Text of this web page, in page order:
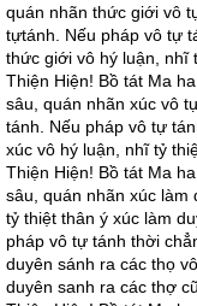
quán nhãn thức giới vô
tựtánh. Nếu pháp vô tự
thức giới vô hý luận, nhĩ
Thiện Hiện! Bồ tát Ma
sâu, quán nhãn xúc vô
tánh. Nếu pháp vô tự
xúc vô hý luận, nhĩ tỷ
Thiện Hiện! Bồ tát Ma
sâu, quán nhãn xúc làm
tỷ thiệt thân ý xúc làm
pháp vô tự tánh thời
duyên sánh ra các thọ
duyên sanh ra các thợ